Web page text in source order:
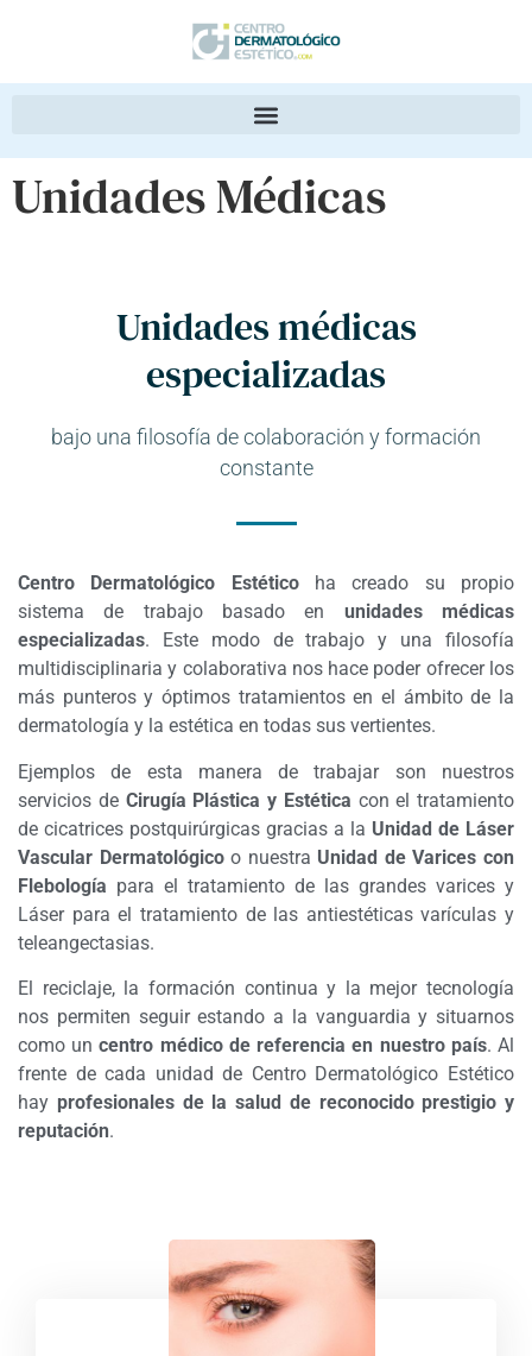
Unidades Médicas
Unidades médicas
especializadas
bajo una filosofía de colaboración y formación
constante
Centro Dermatológico Estéticoha creado su propio
sistema de trabajo basado en unidades médicas
especializadas. Este modo de trabajo y una filosofía
multidisciplinaria y colaborativa nos hace poder ofrecer los
más punteros y óptimos tratamientos en el ámbito de la
dermatología y la estética en todas sus vertientes.
Ejemplos de esta manera de trabajar son nuestros
servicios de Cirugía Plástica y Estética con el tratamiento
de cicatrices postquirúrgicas gracias a la Unidad de Láser
Vascular Dermatológicoo nuestra Unidad de Varices con
Flebología para el tratamiento de las grandes varices y
Láser para el tratamiento de las antiestéticas varículas y
teleangectasias.
El reciclaje, la formación continua y la mejor tecnología
nos permiten seguir estando a la vanguardia y situarnos
como uncentro médico de referencia en nuestro país. Al
frente de cada unidad de Centro Dermatológico Estético
hay profesionales de la salud de reconocido prestigio y
reputación.